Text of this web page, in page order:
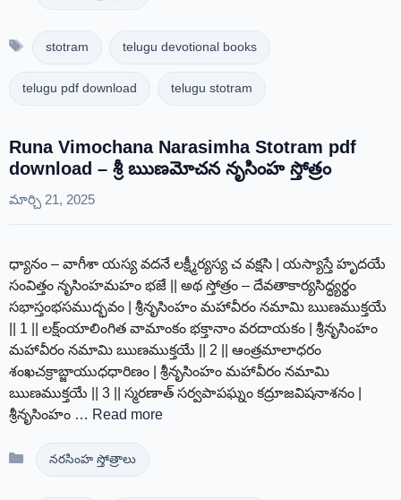
Tagsstotram telugu devotional books
telugu pdf download telugu stotram
Runa Vimochana Narasimha Stotram pdf
download – శ్రీ ఋణమోచన నృసింహ స్తోత్రం
మార్చి 21, 2025
ధ్యానం – వాగీశా యస్య వదనే లక్ష్మీర్యస్య చ వక్షసి | యస్యాస్తే హృదయే
సంవిత్తం నృసింహమహం భజే || అథ స్తోత్రం – దేవతాకార్యసిద్ధ్యర్థం
సభాస్తంభసముద్భవం | శ్రీనృసింహం మహావీరం నమామి ఋణముక్తయే
|| 1 || లక్ష్ంయాలింగిత వామాంకం భక్తానాం వరదాయకం | శ్రీనృసింహం
మహావీరం నమామి ఋణముక్తయే || 2 || ఆంత్రమాలాధరం
శంఖచక్రాబ్జాయుధధారిణం | శ్రీనృసింహం మహావీరం నమామి
ఋణముక్తయే || 3 || స్మరణాత్ సర్వపాపఘ్నం కద్రూజవిషనాశనం |
శ్రీనృసింహం … Read more
Categories
నరసింహ స్తోత్రాలు